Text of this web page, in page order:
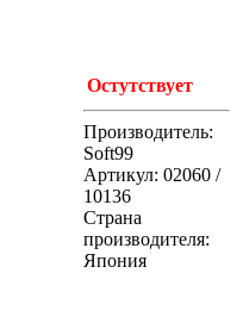
Остутствует
Производитель:
Soft99
Артикул: 02060 /
10136
Страна
производителя:
Япония